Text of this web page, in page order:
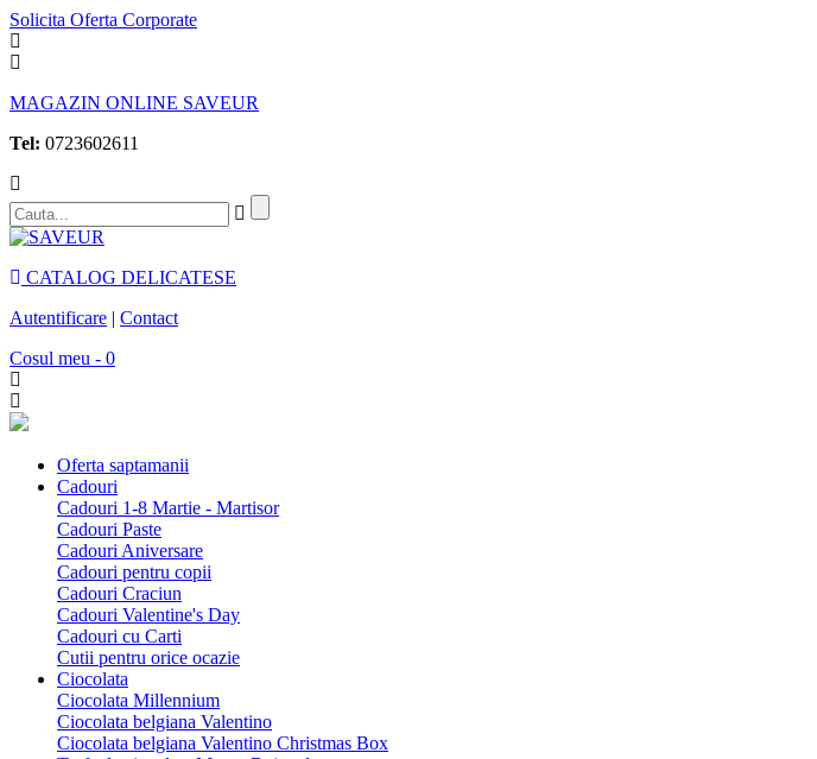
Solicita Oferta Corporate
MAGAZIN ONLINE SAVEUR
Tel: 0723602611
CATALOG DELICATESE
Autentificare | Contact
Cosul meu - 0
Oferta saptamanii
Cadouri
Cadouri 1-8 Martie - Martisor
Cadouri Paste
Cadouri Aniversare
Cadouri pentru copii
Cadouri Craciun
Cadouri Valentine's Day
Cadouri cu Carti
Cutii pentru orice ocazie
Ciocolata
Ciocolata Millennium
Ciocolata belgiana Valentino
Ciocolata belgiana Valentino Christmas Box